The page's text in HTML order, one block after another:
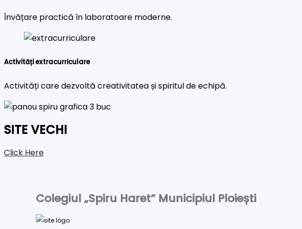
Învățare practică în laboratoare moderne.
Activități extracurriculare
Activități care dezvoltă creativitatea și spiritul de echipă.
SITE VECHI
Click Here
Colegiul „Spiru Haret” Municipiul Ploiești